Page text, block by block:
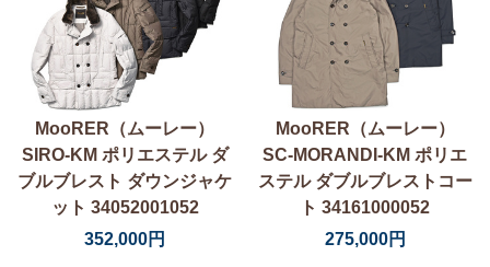
MooRER（ムーレー）
SIRO-KM ポリエステル ダ
ブルブレスト ダウンジャケ
ット 34052001052
352,000円
MooRER（ムーレー）
SC-MORANDI-KM ポリエ
ステル ダブルブレストコー
ト 34161000052
275,000円